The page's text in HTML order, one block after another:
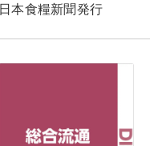
日本食糧新聞発行